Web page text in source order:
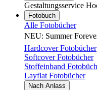
Gestaltungsservice
Fotobuch
Alle Fotobücher
NEU: Summer
Hardcover Fotobücher
Softcover Fotobücher
Stoffeinband
Layflat Fotobücher
Nach Anlass